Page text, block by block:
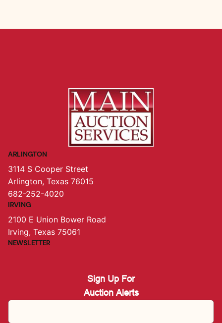
ARLINGTON
3114 S Cooper Street
Arlington, Texas 76015
682-252-4020
IRVING
2100 E Union Bower Road
Irving, Texas 75061
NEWSLETTER
Sign Up For
Auction Alerts